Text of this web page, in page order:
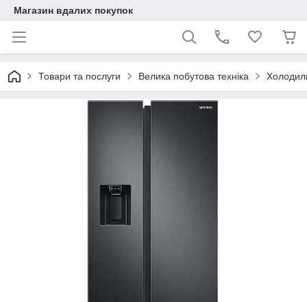
Магазин вдалих покупок
Товари та послуги Велика побутова техніка